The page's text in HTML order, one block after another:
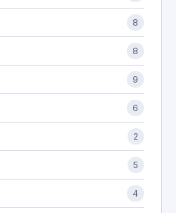
8
8
9
6
2
5
4